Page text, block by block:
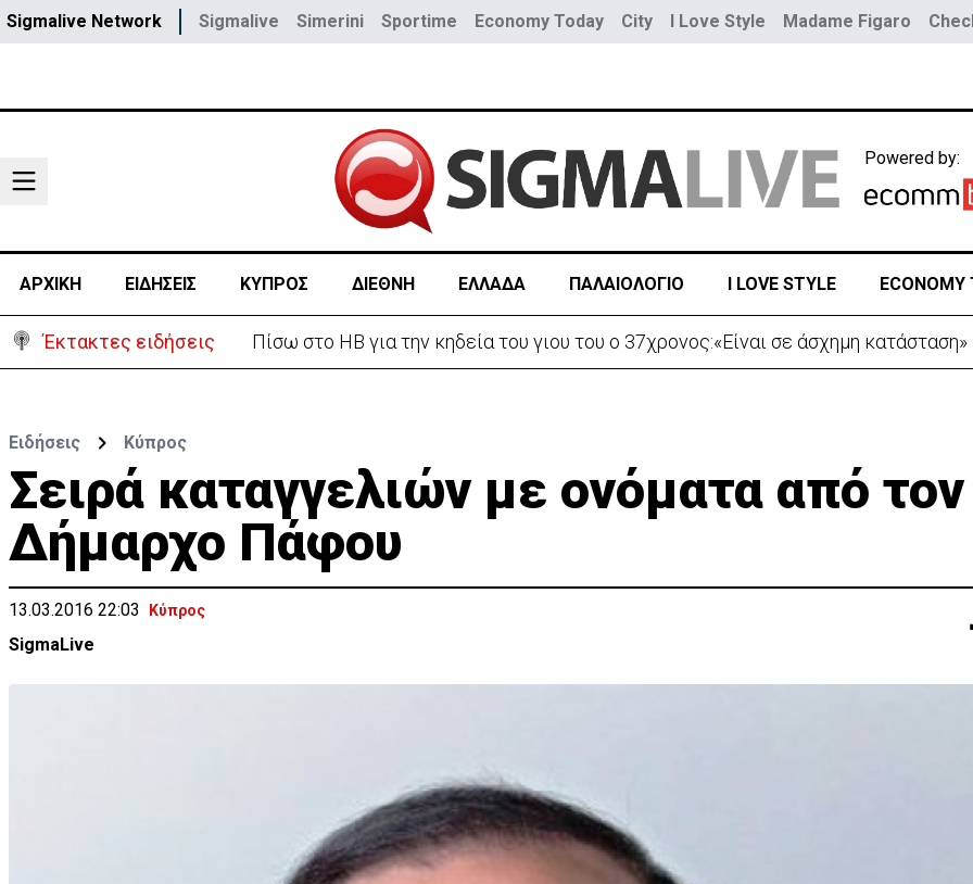
Sigmalive Network Sigmalive Simerini Sportime Economy Today City I Love Style Madame Figaro
Powered by:
ΑΡΧΙΚΗ ΕΙΔΗΣΕΙΣ ΚΥΠΡΟΣ ΔΙΕΘΝΗ ΕΛΛΑΔΑ ΠΑΛΑΙΟΛΟΓΙΟ I LOVE STYLE ECONOMY
Έκτακτες ειδήσεις Πίσω στο ΗΒ για την κηδεία του γιου του ο 37χρονος:«Είναι σε άσχημη κατάσταση»
Ειδήσεις Κύπρος
Σειρά καταγγελιών με ονόματα από τον
Δήμαρχο Πάφου
13.03.2016 22:03 Κύπρος
SigmaLive